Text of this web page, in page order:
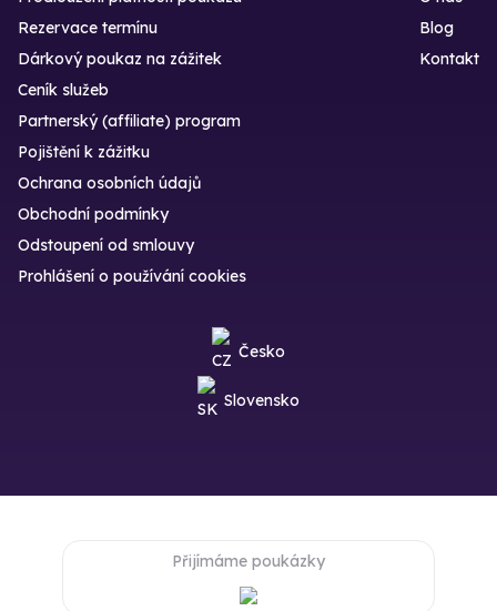
Rezervace termínu
Dárkový poukaz na zážitek
Blog
Kontakt
Ceník služeb
Partnerský (affiliate) program
Pojištění k zážitku
Ochrana osobních údajů
Obchodní podmínky
Odstoupení od smlouvy
Prohlášení o používání cookies
Česko
Slovensko
Přijímáme poukázky